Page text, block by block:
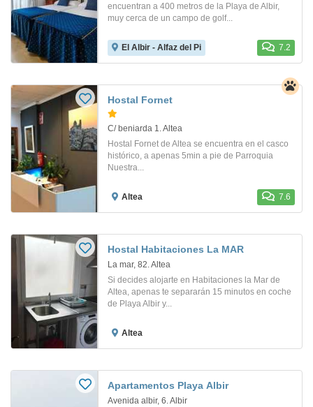
encuentran a 400 metros de la Playa de Albir,
muy cerca de un campo de golf...
El Albir - Alfaz del Pi 7.2
Hostal Fornet
C/ beniarda 1. Altea
Hostal Fornet de Altea se encuentra en el casco
histórico, a apenas 5min a pie de Parroquia
Nuestra...
Altea 7.6
Hostal Habitaciones La MAR
La mar, 82. Altea
Si decides alojarte en Habitaciones la Mar de
Altea, apenas te separarán 15 minutos en coche
de Playa Albir y...
Altea
Apartamentos Playa Albir
Avenida albir, 6. Albir